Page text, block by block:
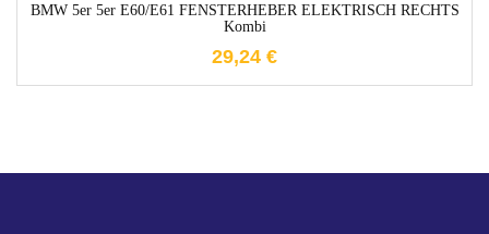
BMW 5er 5er E60/E61 FENSTERHEBER ELEKTRISCH RECHTS
Kombi
29,24 €